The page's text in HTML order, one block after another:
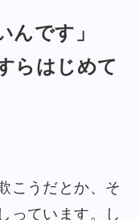
んです」
らはじめて
こうだとか、そ
っています。し